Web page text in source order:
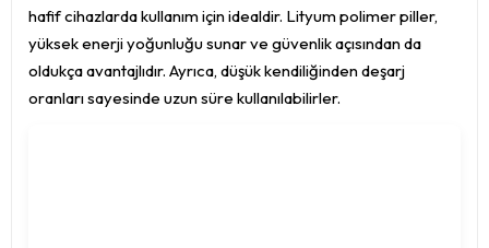
hafif cihazlarda kullanım için idealdir. Lityum polimer piller,
yüksek enerji yoğunluğu sunar ve güvenlik açısından da
oldukça avantajlıdır. Ayrıca, düşük kendiliğinden deşarj
oranları sayesinde uzun süre kullanılabilirler.